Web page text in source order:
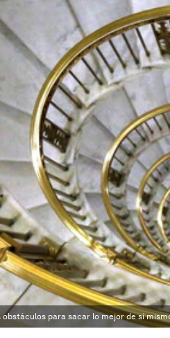
para sacar lo mejor de sí